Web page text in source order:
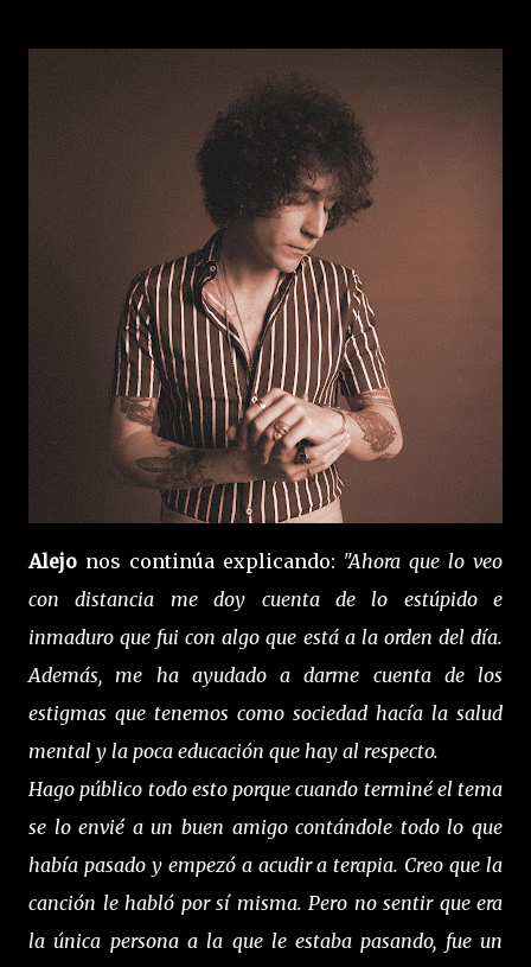
Alejo nos continúa explicando: "Ahora que lo veo
con distancia me doy cuenta de lo estúpido e
inmaduro que fui con algo que está a la orden del día.
Además, me ha ayudado a darme cuenta de los
estigmas que tenemos como sociedad hacía la salud
mental y la poca educación que hay al respecto.
Hago público todo esto porque cuando terminé el tema
se lo envié a un buen amigo contándole todo lo que
había pasado y empezó a acudir a terapia. Creo que la
canción le habló por sí misma. Pero no sentir que era
la única persona a la que le estaba pasando, fue un